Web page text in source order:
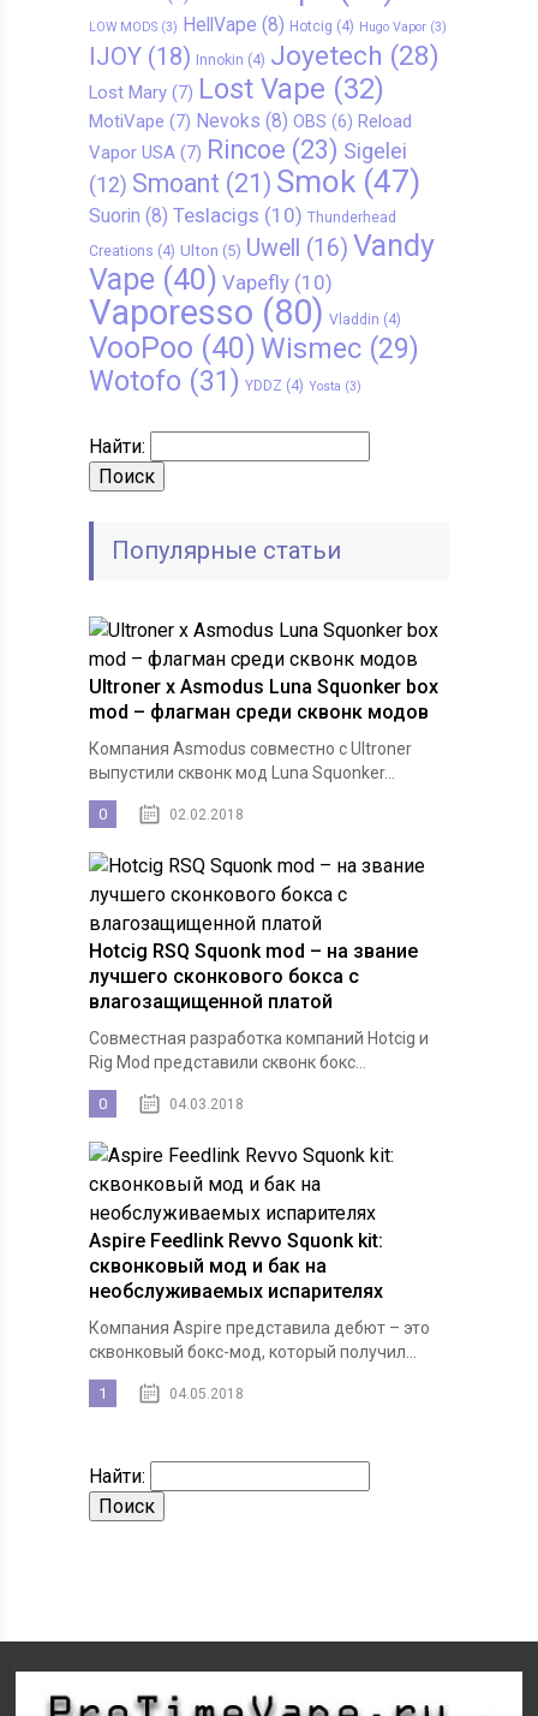
LOW MODS(3) HellVape (8) Hotcig (4) Hugo Vapor(3)
IJOY(18) Innokin (4) Joyetech (28)
Lost Mary(7) Lost Vape (32)
MotiVape (7) Nevoks (8) OBS (6) Reload
Vapor USA (7) Rincoe (23) Sigelei
(12) Smoant (21) Smok(47)
Suorin (8) Teslacigs (10) Thunderhead
Creations (4) Ulton (5) Uwell (16) Vandy
Vape(40) Vapefly(10)
Vaporesso (80) Vladdin (4)
VooPoo (40) Wismec(29)
Wotofo (31) YDDZ (4) Yosta (3)
Найти:
Популярные статьи
Ultroner x Asmodus Luna Squonker box
mod – флагман среди сквонк модов
Компания Asmodus совместно с Ultroner
выпустили сквонк мод Luna Squonker...
0 02.02.2018
Hotcig RSQ Squonk mod – на звание
лучшего сконкового бокса с
влагозащищенной платой
Совместная разработка компаний Hotcig и
Rig Mod представили сквонк бокс...
0 04.03.2018
Aspire Feedlink Revvo Squonk kit:
сквонковый мод и бак на
необслуживаемых испарителях
Компания Aspire представила дебют – это
сквонковый бокс-мод, который получил...
1 04.05.2018
Найти: